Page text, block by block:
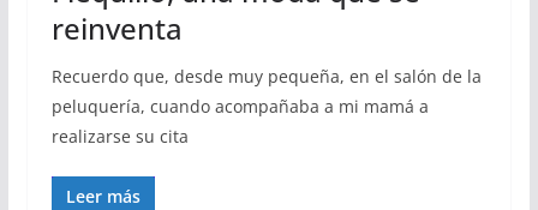
reinventa
Recuerdo que, desde muy pequeña, en el salón de la
peluquería, cuando acompañaba a mi mamá a
realizarse su cita
Leer más